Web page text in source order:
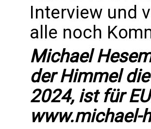
Interview und
alle noch
Michael
der Himmel
2024, ist für
www.michael-